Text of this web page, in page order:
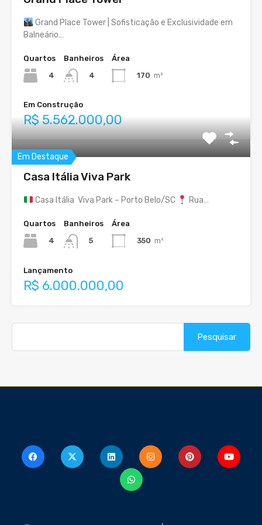
Grand Place Tower | Sofisticação e Exclusividade em
Balneário…
Quartos
4
Banheiros
4
Área
170 m²
Em Construção
R$ 5.562.000,00
Em Destaque
Casa Itália Viva Park
Casa Itália Viva Park – Porto Belo/SC Rua…
Quartos
4
Banheiros
5
Área
350 m²
Lançamento
R$ 6.000.000,00